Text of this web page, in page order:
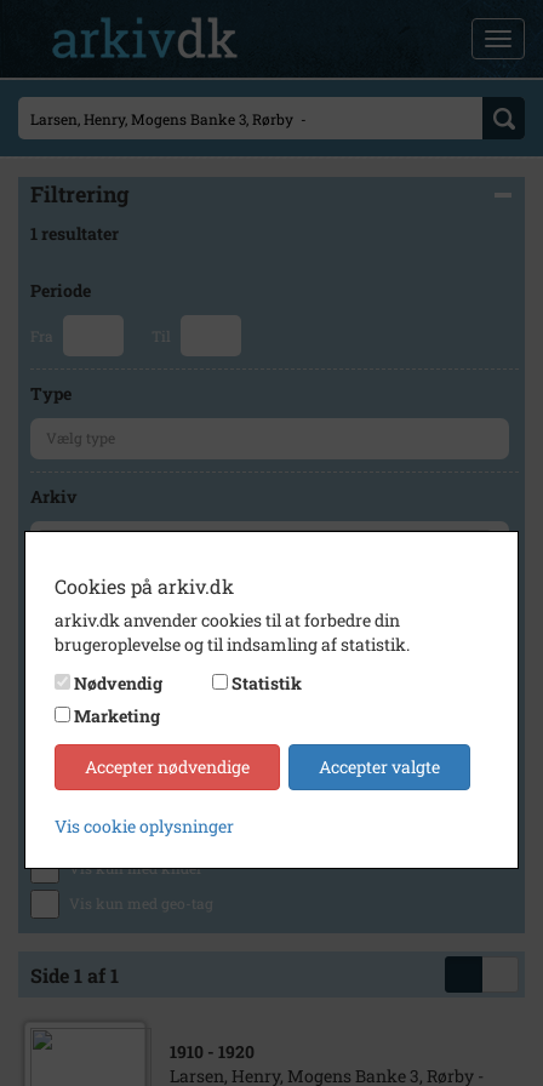
Filtrering
1 resultater
Periode
Fra Til
Type
Arkiv
Geografi
Generelt
Vis kun med billeder
Vis kun med lydklip
Vis kun med kilder
Vis kun med geo-tag
Side 1 af 1
1910 - 1920
Larsen, Henry, Mogens Banke 3, Rørby -
Cookies på arkiv.dk
arkiv.dk anvender cookies til at forbedre din
brugeroplevelse og til indsamling af statistik.
Nødvendig
Statistik
Marketing
Accepter nødvendige Accepter valgte
Vis cookie oplysninger